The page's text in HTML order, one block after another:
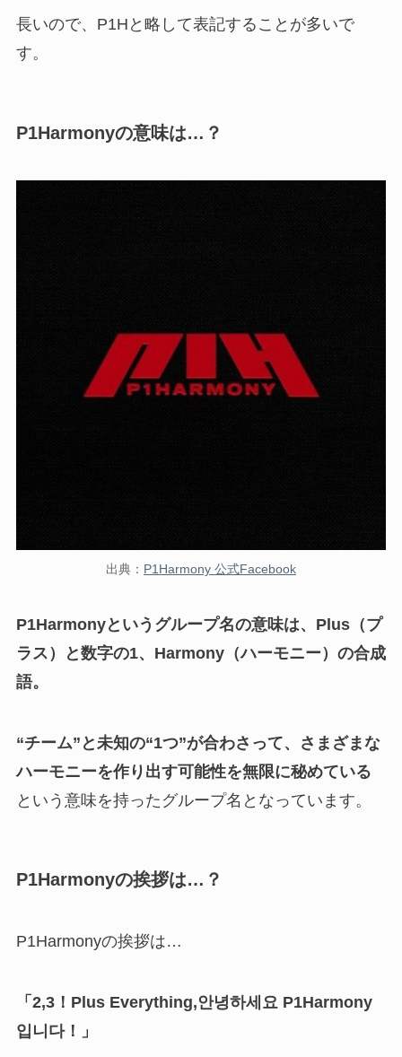
長いので、P1Hと略して表記することが多いで
す。
P1Harmonyの意味は…？
出典： P1Harmony 公式Facebook
P1Harmonyというグループ名の意味は、Plus（プ
ラス）と数字の1、Harmony（ハーモニー）の合成
語。
“チーム”と未知の“1つ”が合わさって、さまざまな
ハーモニーを作り出す可能性を無限に秘めている
という意味を持ったグループ名となっています。
P1Harmonyの挨拶は…？
P1Harmonyの挨拶は…
「2,3！Plus Everything,안녕하세요 P1Harmony
입니다！」